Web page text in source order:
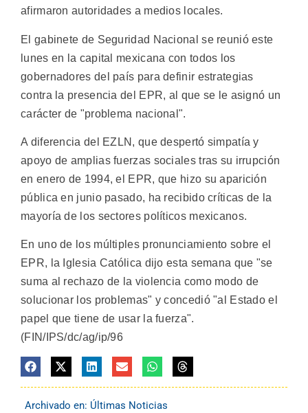
afirmaron autoridades a medios locales.
El gabinete de Seguridad Nacional se reunió este
lunes en la capital mexicana con todos los
gobernadores del país para definir estrategias
contra la presencia del EPR, al que se le asignó un
carácter de "problema nacional".
A diferencia del EZLN, que despertó simpatía y
apoyo de amplias fuerzas sociales tras su irrupción
en enero de 1994, el EPR, que hizo su aparición
pública en junio pasado, ha recibido críticas de la
mayoría de los sectores políticos mexicanos.
En uno de los múltiples pronunciamiento sobre el
EPR, la Iglesia Católica dijo esta semana que "se
suma al rechazo de la violencia como modo de
solucionar los problemas" y concedió "al Estado el
papel que tiene de usar la fuerza".
(FIN/IPS/dc/ag/ip/96
Archivado en: Últimas Noticias